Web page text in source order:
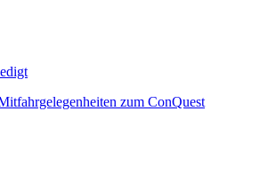
zum ConQuest